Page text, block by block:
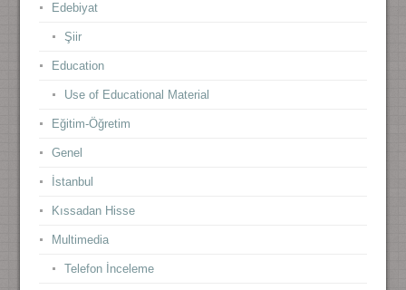
Edebiyat
Şiir
Education
Use of Educational Material
Eğitim-Öğretim
Genel
İstanbul
Kıssadan Hisse
Multimedia
Telefon İnceleme